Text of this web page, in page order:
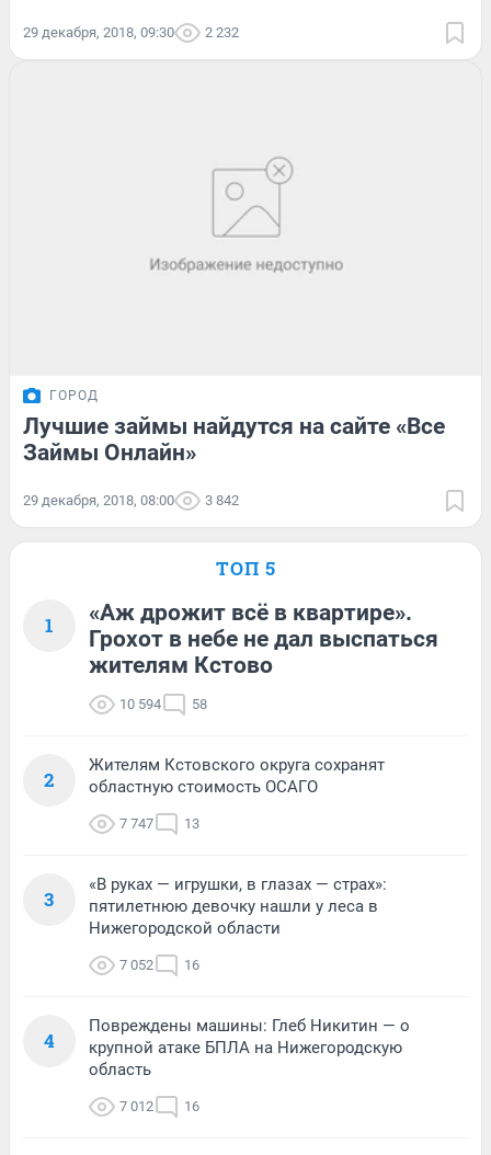
29 декабря, 2018, 09:30 2 232
ГОРОД
Лучшие займы найдутся на сайте «Все
Займы Онлайн»
29 декабря, 2018, 08:00 3 842
ТОП 5
1
«Аж дрожит всё в квартире».
Грохот в небе не дал выспаться
жителям Кстово
10 594 58
2
Жителям Кстовского округа сохранят
областную стоимость ОСАГО
7 747 13
3
«В руках — игрушки, в глазах — страх»:
пятилетнюю девочку нашли у леса в
Нижегородской области
7 052 16
4
Повреждены машины: Глеб Никитин — о
крупной атаке БПЛА на Нижегородскую
область
7 012 16